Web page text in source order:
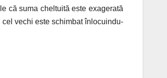
că suma cheltuită este exagerată
vechi este schimbat înlocuindu-